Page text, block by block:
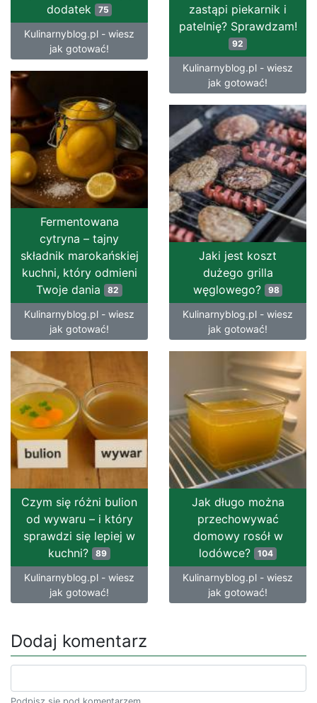
dodatek
75
Kulinarnyblog.pl - wiesz
jak gotować!
zastąpi piekarnik i
patelnię? Sprawdzam!
92
Kulinarnyblog.pl - wiesz
jak gotować!
Fermentowana
cytryna – tajny
składnik marokańskiej
kuchni, który odmieni
Twoje dania 82
Kulinarnyblog.pl - wiesz
jak gotować!
Jaki jest koszt
dużego grilla
węglowego?
98
Kulinarnyblog.pl - wiesz
jak gotować!
Czym się różni bulion
od wywaru – i który
sprawdzi się lepiej w
kuchni? 89
Kulinarnyblog.pl - wiesz
jak gotować!
Jak długo można
przechowywać
domowy rosół w
lodówce? 104
Kulinarnyblog.pl - wiesz
jak gotować!
Dodaj komentarz